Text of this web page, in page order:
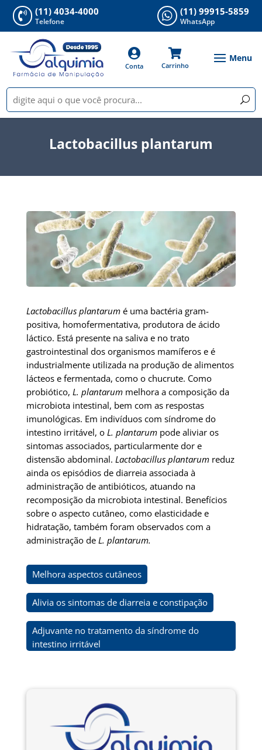
 (11) 4034-4000
Telefone  (11) 99915-5859
WhatsApp

Conta

Carrinho
Lactobacillus plantarum
Lactobacillus plantarumé uma bactéria gram-
positiva, homofermentativa, produtora de ácido
láctico. Está presente na saliva e no trato
gastrointestinal dos organismos mamíferos e é
industrialmente utilizada na produção de alimentos
lácteos e fermentada, como o chucrute. Como
probiótico, L. plantarummelhora a composição da
microbiota intestinal, bem com as respostas
imunológicas. Em indivíduos com síndrome do
intestino irritável, o L. plantarumpode aliviar os
sintomas associados, particularmente dor e
distensão abdominal. Lactobacillus plantarumreduz
ainda os episódios de diarreia associada à
administração de antibióticos, atuando na
recomposição da microbiota intestinal. Benefícios
sobre o aspecto cutâneo, como elasticidade e
hidratação, também foram observados com a
administração de L. plantarum.
Melhora aspectos cutâneos
Alivia os sintomas de diarreia e constipação
Adjuvante no tratamento da síndrome do
intestino irritável